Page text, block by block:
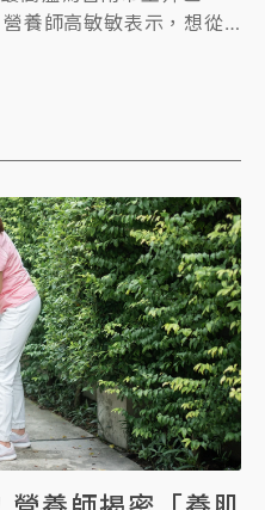
養師高敏敏表示，想從
取9種防曬食物，如黃豆
化食物、做好外在防曬，